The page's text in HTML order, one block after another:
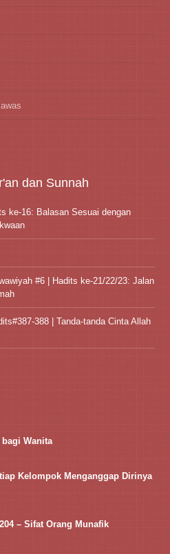
dan Sunnah
ke-16: Balasan Sesuai dengan
#6 | Hadits ke-21/22/23: Jalan
388 | Tanda-tanda Cinta Allah
bagi Wanita
Kelompok Menganggap Dirinya
– Sifat Orang Munafik